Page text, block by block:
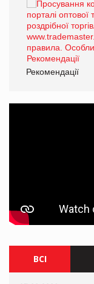
Рекомендації
ВСІ